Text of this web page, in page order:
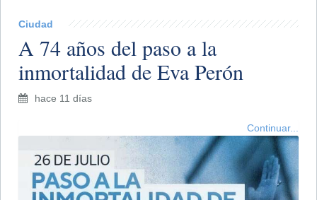
Ciudad
A 74 años del paso a la
inmortalidad de Eva Perón
hace 11 días
Continuar...